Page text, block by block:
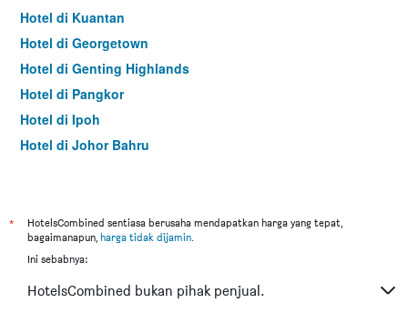
Hotel di Kuantan
Hotel di Georgetown
Hotel di Genting Highlands
Hotel di Pangkor
Hotel di Ipoh
Hotel di Johor Bahru
Hotel di Kuching
Hotel di Tokyo
Hotel di Bangkok
*
HotelsCombined sentiasa berusaha mendapatkan harga yang tepat,
bagaimanapun, harga tidak dijamin.
Ini sebabnya:
HotelsCombined bukan pihak penjual.